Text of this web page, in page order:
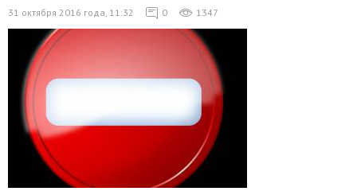
31 октября 2016 года, 11:32 0 1347